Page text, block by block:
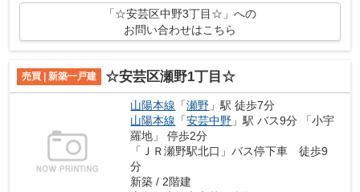
「☆安芸区中野3丁目☆」への
お問い合わせはこちら
売買 | 新築一戸建 ☆安芸区瀬野1丁目☆
山陽本線 「瀬野 」駅 徒歩7分
山陽本線 「安芸中野 」駅 バス9分 「小宇
羅地」 停歩2分
「ＪＲ瀬野駅北口」バス停下車 徒歩9
分
新築 / 2階建